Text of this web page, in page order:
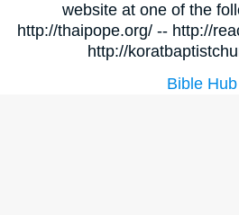
website at one of the
http://thaipope.org/ -- http://
http://
Bible Hub